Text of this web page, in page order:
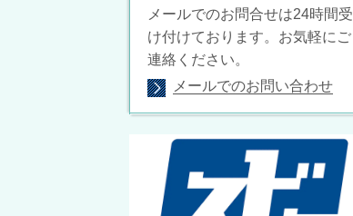
メールでのお問合せは24時間受
け付けております。お気軽にご
連絡ください。
メールでのお問い合わせ